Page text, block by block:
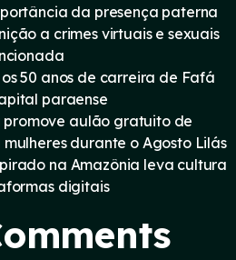
da presença paterna
a crimes virtuais e sexuais
50 anos de carreira de Fafá
paraense
promove aulão gratuito de
durante o Agosto Lilás
na Amazônia leva cultura
digitais